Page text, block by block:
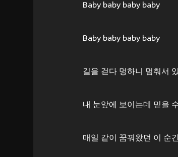
Baby baby baby baby
Baby baby baby baby
길을 걷다 멍하니 멈춰서
내 눈앞에 보이는데 믿을
매일 같이 꿈꿔왔던 이 순